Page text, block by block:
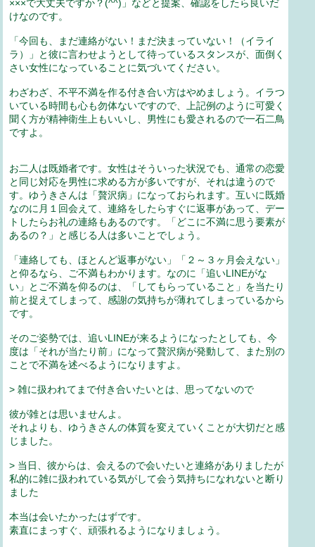
×××で大丈夫ですか？(^^)」などと提案、確認をしたら良いだ
けなのです。
「今回も、まだ連絡がない！まだ決まっていない！（イライ
ラ）」と彼に言わせようとして待っているスタンスが、面倒く
さい女性になっていることに気づいてください。
わざわざ、不平不満を作る付き合い方はやめましょう。イラつ
いている時間も心も勿体ないですので、上記例のように可愛く
聞く方が精神衛生上もいいし、男性にも愛されるので一石二鳥
ですよ。
お二人は既婚者です。女性はそういった状況でも、通常の恋愛
と同じ対応を男性に求める方が多いですが、それは違うので
す。ゆうきさんは「贅沢病」になっておられます。互いに既婚
なのに月１回会えて、連絡をしたらすぐに返事があって、デー
トしたらお礼の連絡もあるのです。「どこに不満に思う要素が
あるの？」と感じる人は多いことでしょう。
「連絡しても、ほとんど返事がない」「２～３ヶ月会えない」
と仰るなら、ご不満もわかります。なのに「追いLINEがな
い」とご不満を仰るのは、「してもらっていること」を当たり
前と捉えてしまって、感謝の気持ちが薄れてしまっているから
です。
そのご姿勢では、追いLINEが来るようになったとしても、今
度は「それが当たり前」になって贅沢病が発動して、また別の
ことで不満を述べるようになりますよ。
> 雑に扱われてまで付き合いたいとは、思ってないので
彼が雑とは思いませんよ。
それよりも、ゆうきさんの体質を変えていくことが大切だと感
じました。
> 当日、彼からは、会えるので会いたいと連絡がありましたが
私的に雑に扱われている気がして会う気持ちになれないと断り
ました
本当は会いたかったはずです。
素直にまっすぐ、頑張れるようになりましょう。